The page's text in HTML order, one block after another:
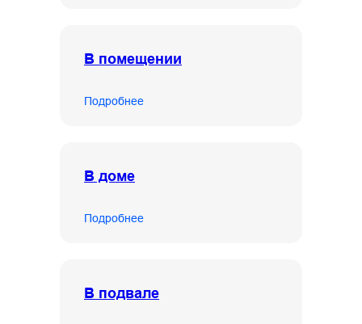
В помещении
Подробнее
В доме
Подробнее
В подвале